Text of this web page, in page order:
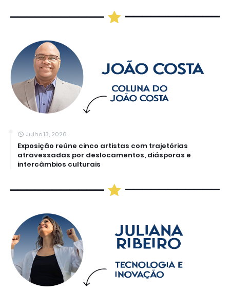
Julho 13, 2026
Exposição reúne cinco artistas com trajetórias
atravessadas por deslocamentos, diásporas e
intercâmbios culturais